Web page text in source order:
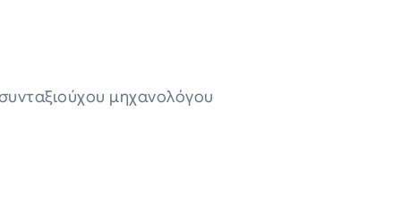
μηχανολόγου